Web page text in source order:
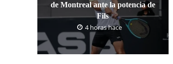
de Montreal ante la potencia de
Fils
4 horas hace